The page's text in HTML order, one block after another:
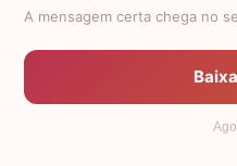
Frases Lindas
A mensagem certa chega no